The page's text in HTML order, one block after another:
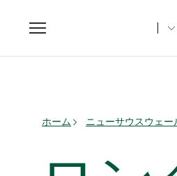
Toggle
navigation
ホーム ニューサウスウェー